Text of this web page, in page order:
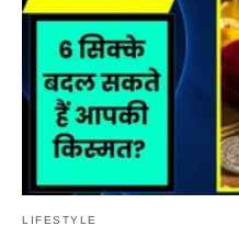
LIFESTYLE